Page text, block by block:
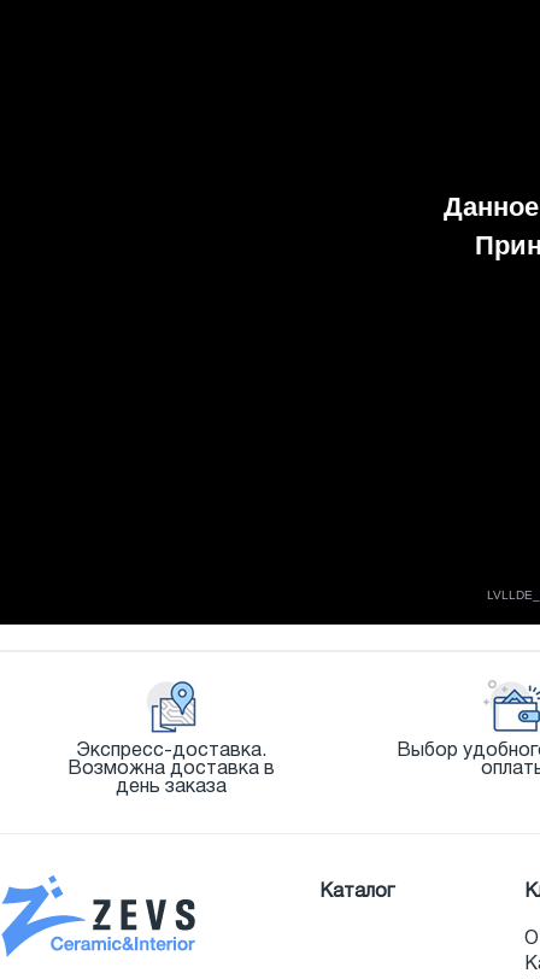
Экспресс-доставка.
Возможна доставка в
день заказа
Выбор
Каталог
О